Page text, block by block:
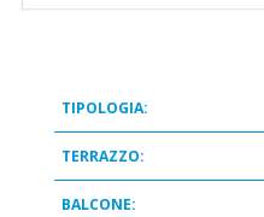
TIPOLOGIA:
TERRAZZO:
BALCONE: